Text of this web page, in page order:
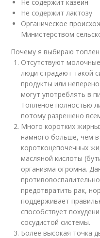
Не содержит казеин
Не содержит лактозу
Органическое
Министерством
Почему я выбираю
Отсутствуют
люди страдают такой
продукты или
могут употреблять в
Топленое полностью
потому разрешено
Много коротких
намного больше, чем
короткоцепочечных
масляной кислоты
организма огромна.
предотвратить рак,
поддерживает
способствует
сосудистой системы.
Более высокая точка